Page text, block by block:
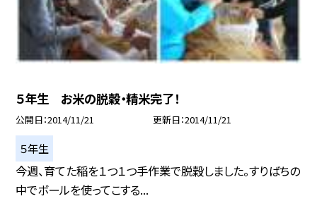
５年生 お米の脱穀・精米完了！
公開日 2014/11/21 更新日 2014/11/21
５年生
今週、育てた稲を１つ１つ手作業で脱穀しました。すりばちの
中でボールを使ってこする...